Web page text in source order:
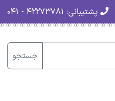
پشتیبانی:
جستجو